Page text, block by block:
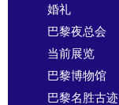
婚礼
巴黎夜总会
当前展览
巴黎博物馆
巴黎名胜古迹